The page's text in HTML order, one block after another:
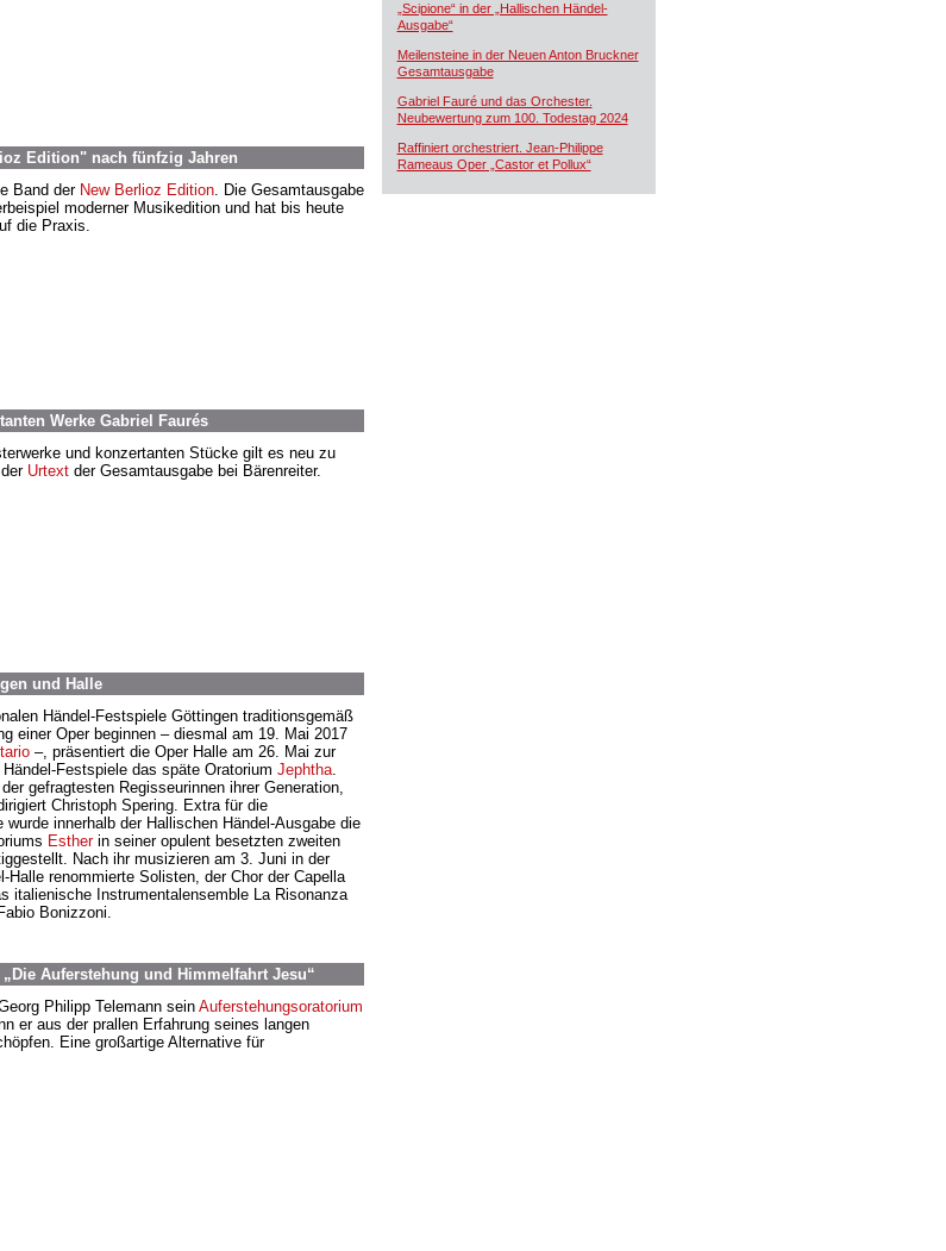
Edition" nach fünfzig Jahren
Band der New Berlioz Edition. Die Gesamtausgabe
moderner Musikedition und hat bis heute
die Praxis.
Werke Gabriel Faurés
und konzertanten Stücke gilt es neu zu
Urtext der Gesamtausgabe bei Bärenreiter.
und Halle
Händel-Festspiele Göttingen traditionsgemäß
einer Oper beginnen – diesmal am 19. Mai 2017
–, präsentiert die Oper Halle am 26. Mai zur
Festspiele das späte Oratorium Jephtha.
gefragtesten Regisseurinnen ihrer Generation,
Christoph Spering. Extra für die
wurde innerhalb der Hallischen Händel-Ausgabe die
Estherin seiner opulent besetzten zweiten
Nach ihr musizieren am 3. Juni in der
Halle renommierte Solisten, der Chor der Capella
italienische Instrumentalensemble La Risonanza
Bonizzoni.
Auferstehung und Himmelfahrt Jesu“
Philipp Telemann seinAuferstehungsoratorium
er aus der prallen Erfahrung seines langen
Eine großartige Alternative für
„Scipione“ in der „Hallischen Händel-
Ausgabe“
Meilensteine in der Neuen Anton Bruckner
Gesamtausgabe
Gabriel Fauré und das Orchester.
Neubewertung zum 100. Todestag 2024
Raffiniert orchestriert. Jean-Philippe
Rameaus Oper „Castor et Pollux“